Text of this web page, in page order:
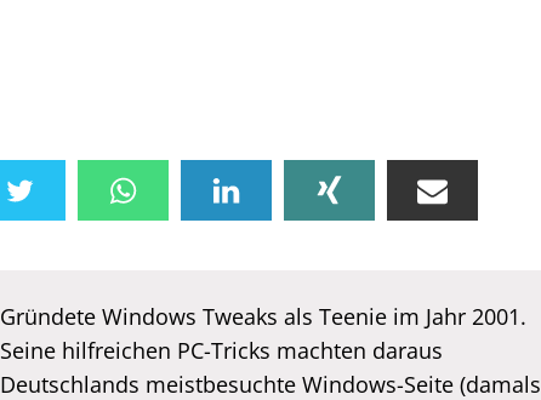
Gründete Windows Tweaks als Teenie im Jahr 2001.
Seine hilfreichen PC-Tricks machten daraus
Deutschlands meistbesuchte Windows-Seite (damals